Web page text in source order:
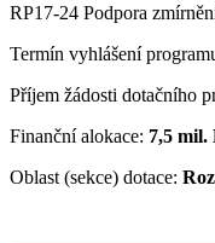
RP17-24 Podpora
Termín vyhlášení
Příjem žádosti dotačního
Finanční alokace: 7,5 mil.
Oblast (sekce) dotace: